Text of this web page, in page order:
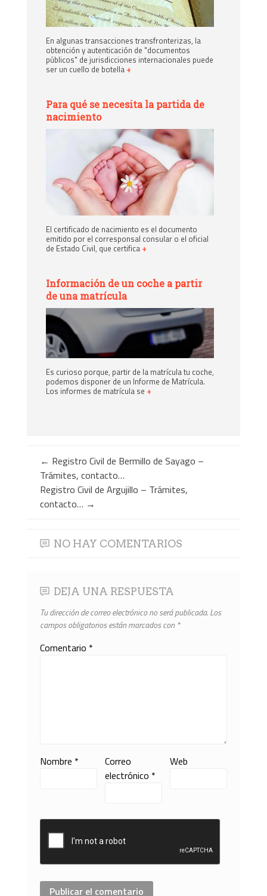
En algunas transacciones transfronterizas, la
obtención y autenticación de "documentos
públicos" de jurisdicciones internacionales puede
ser un cuello de botella +
Para qué se necesita la partida de
nacimiento
El certificado de nacimiento es el documento
emitido por el corresponsal consular o el oficial
de Estado Civil, que certifica +
Información de un coche a partir
de una matrícula
Es curioso porque, partir de la matrícula tu coche,
podemos disponer de un Informe de Matrícula.
Los informes de matrícula se +
← Registro Civil de Bermillo de Sayago –
Trámites, contacto…
Registro Civil de Argujillo – Trámites,
contacto… →
NO HAY COMENTARIOS
DEJA UNA RESPUESTA
Tu dirección de correo electrónico no será publicada.Los
campos obligatorios están marcados con *
Comentario *
Nombre *
Correo
electrónico *
Web